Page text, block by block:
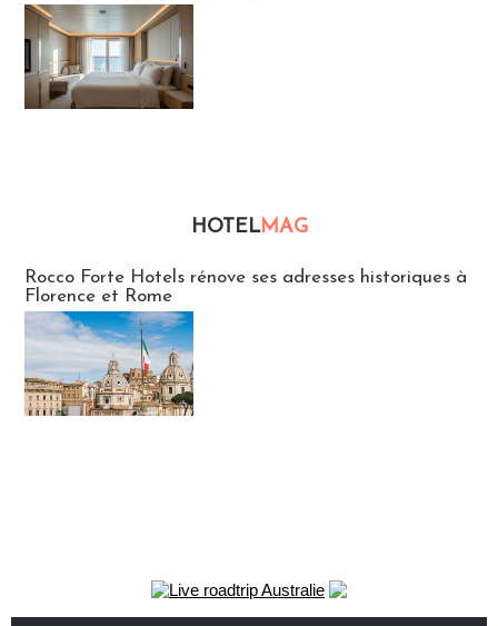
HOTELMAG
Rocco Forte Hotels rénove ses adresses historiques à
Florence et Rome